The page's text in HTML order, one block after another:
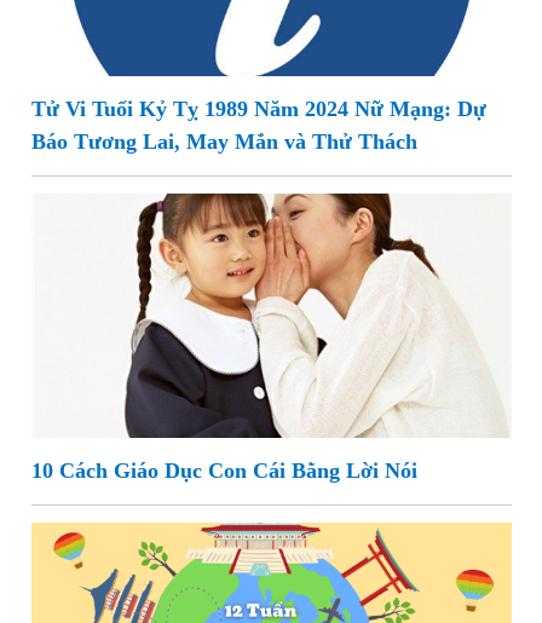
Tử Vi Tuổi Kỷ Tỵ 1989 Năm 2024 Nữ Mạng: Dự
Báo Tương Lai, May Mắn và Thử Thách
10 Cách Giáo Dục Con Cái Bằng Lời Nói